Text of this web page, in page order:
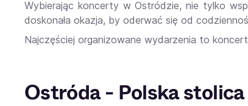
Wybierając koncerty w Ostródzie, nie tylko
doskonała okazja, by oderwać się od
Najczęściej organizowane wydarzenia to
Ostróda - Polska